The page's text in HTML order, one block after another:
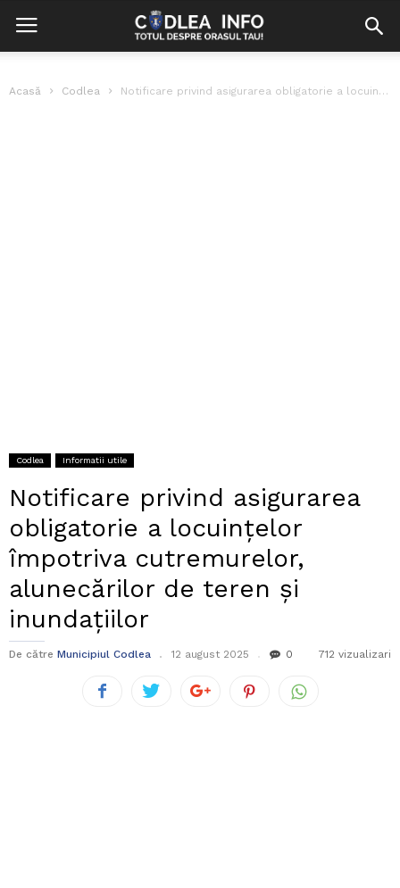
Acasă Codlea Notificare privind asigurarea obligatorie a locuințelor împotriva cutremurelor, alunecărilor de teren...
Codlea Informatii utile
Notificare privind asigurarea
obligatorie a locuințelor
împotriva cutremurelor,
alunecărilor de teren și
inundațiilor
De către Municipiul Codlea 12 august 2025 0 712 vizualizari